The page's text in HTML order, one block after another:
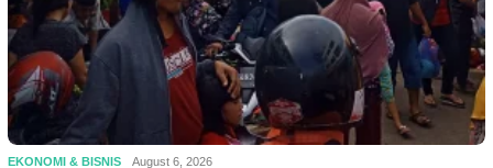
EKONOMI & BISNIS August 6, 2026